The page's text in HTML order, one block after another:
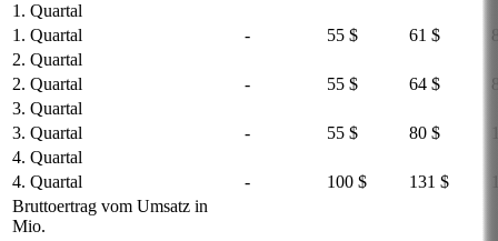
1. Quartal
1. Quartal
- 55 $ 61 $
2. Quartal
2. Quartal
- 55 $ 64 $
3. Quartal
3. Quartal
- 55 $ 80 $
4. Quartal
4. Quartal
- 100 $ 131 $
Bruttoertrag vom Umsatz in
Mio.